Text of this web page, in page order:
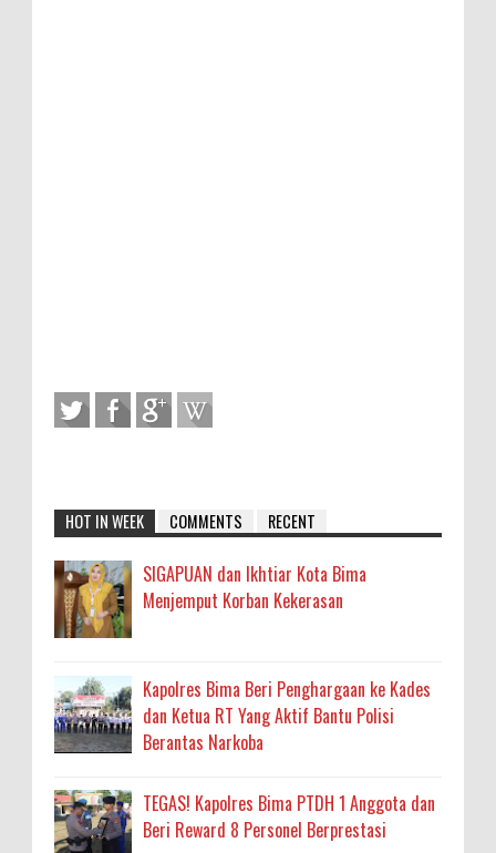
HOT IN WEEK COMMENTS RECENT
SIGAPUAN dan Ikhtiar Kota Bima
Menjemput Korban Kekerasan
Kapolres Bima Beri Penghargaan ke Kades
dan Ketua RT Yang Aktif Bantu Polisi
Berantas Narkoba
TEGAS! Kapolres Bima PTDH 1 Anggota dan
Beri Reward 8 Personel Berprestasi